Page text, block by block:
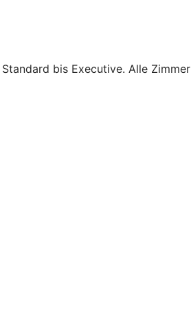
bis Executive. Alle Zimmer